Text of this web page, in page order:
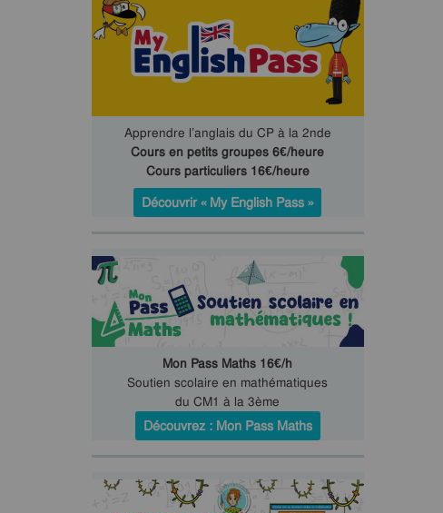
Apprendre l’anglais du CP à la 2nde
Cours en petits groupes 6€/heure
Cours particuliers 16€/heure
Découvrir « My English Pass »
Mon Pass Maths 16€/h
Soutien scolaire en mathématiques
du CM1 à la 3ème
Découvrez : Mon Pass Maths